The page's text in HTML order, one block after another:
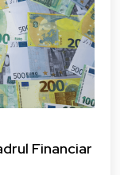
Financiar